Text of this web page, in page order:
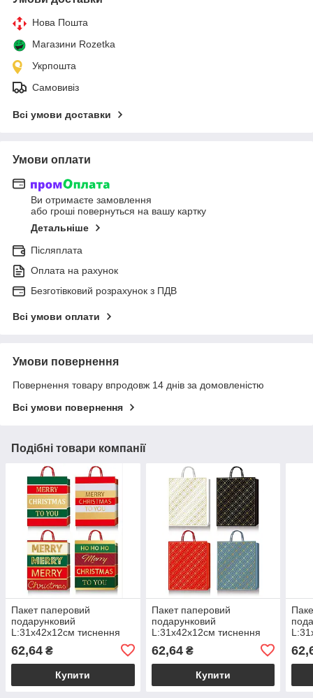
Нова Пошта
Магазини Rozetka
Укрпошта
Самовивіз
Всі умови доставки
Умови оплати
Ви отримаєте замовлення
або гроші повернуться на вашу картку
Детальніше
Післяплата
Оплата на рахунок
Безготівковий розрахунок з ПДВ
Всі умови оплати
Умови повернення
Повернення товару впродовж 14 днів за домовленістю
Всі умови повернення
Подібні товари компанії
Пакет паперовий
подарунковий
L:31х42х12см тиснення
62,64 ₴
Купити
Пакет паперовий
подарунковий
L:31х42х12см тиснення
62,64₴
Купити